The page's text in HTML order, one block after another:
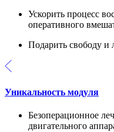
Ускорить процесс
оперативного
Подарить свободу и
Уникальность модуля
Безоперационное
двигательного